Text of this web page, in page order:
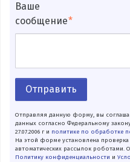
Ваше
сообщение
Отправить
Отправляя данную форму, вы
данных согласно Федеральному
27.07.2006 г и политике по обработке
На этой форме установлена проверка
автоматических рассылок роботами.
Политику конфиденциальности и